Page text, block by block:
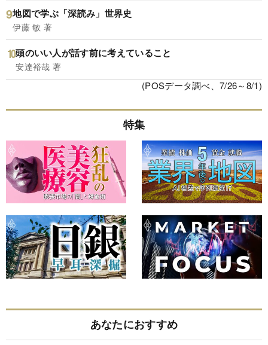
地図で学ぶ「深読み」世界史
伊藤 敏 著
頭のいい人が話す前に考えていること
安達裕哉 著
(POSデータ調べ、7/26～8/1)
特集
あなたにおすすめ